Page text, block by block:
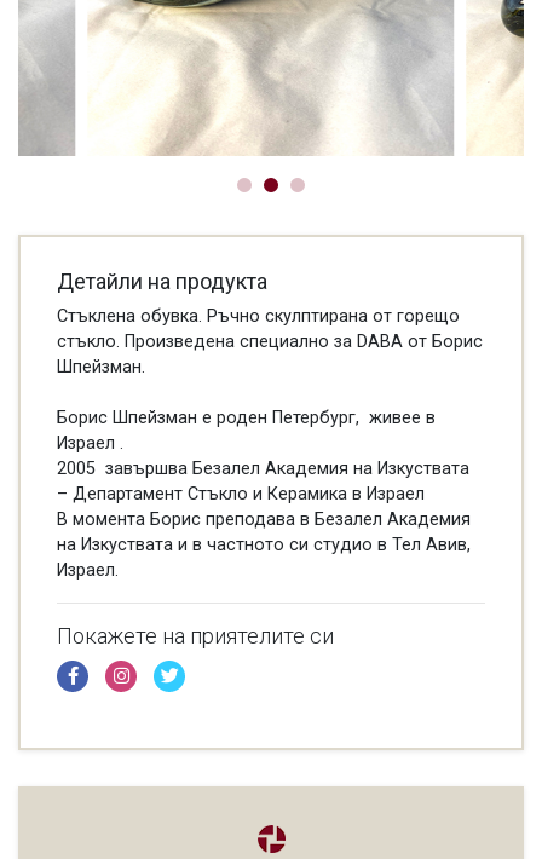
Детайли на продукта
Стъклена обувка. Ръчно скулптирана от горещо
стъкло. Произведена специално за DABA от Борис
Шпейзман.
Борис Шпейзман е роден Петербург, живее в
Израел .
2005 завършва Безалел Академия на Изкуствата
– Департамент Стъкло и Керамика в Израел
В момента Борис преподава в Безалел Академия
на Изкуствата и в частното си студио в Тел Авив,
Израел.
Покажете на приятелите си